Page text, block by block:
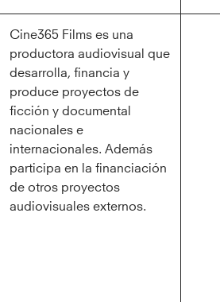
Cine365 Films es una
productora audiovisual que
desarrolla, financia y
produce proyectos de
ficción y documental
nacionales e
internacionales. Además
participa en la financiación
de otros proyectos
audiovisuales externos.